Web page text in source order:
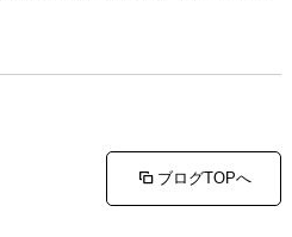
ブログTOPへ